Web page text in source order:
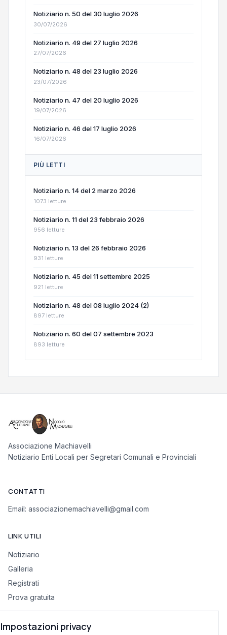
Notiziario n. 50 del 30 luglio 2026
30/07/2026
Notiziario n. 49 del 27 luglio 2026
27/07/2026
Notiziario n. 48 del 23 luglio 2026
23/07/2026
Notiziario n. 47 del 20 luglio 2026
19/07/2026
Notiziario n. 46 del 17 luglio 2026
16/07/2026
PIÙ LETTI
Notiziario n. 14 del 2 marzo 2026
1073 letture
Notiziario n. 11 del 23 febbraio 2026
956 letture
Notiziario n. 13 del 26 febbraio 2026
931 letture
Notiziario n. 45 del 11 settembre 2025
921 letture
Notiziario n. 48 del 08 luglio 2024 (2)
897 letture
Notiziario n. 60 del 07 settembre 2023
893 letture
Associazione Machiavelli
Notiziario Enti Locali per Segretari Comunali e Provinciali
CONTATTI
Email: associazionemachiavelli@gmail.com
LINK UTILI
Notiziario
Galleria
Registrati
Prova gratuita
INFORMAZIONI LEGALI
Impostazioni privacy